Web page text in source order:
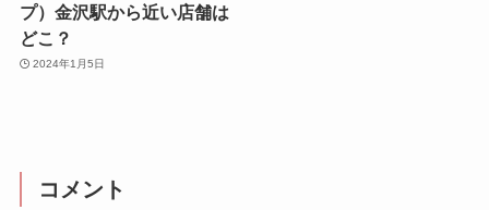
プ）金沢駅から近い店舗は
どこ？
2024年1月5日
コメント